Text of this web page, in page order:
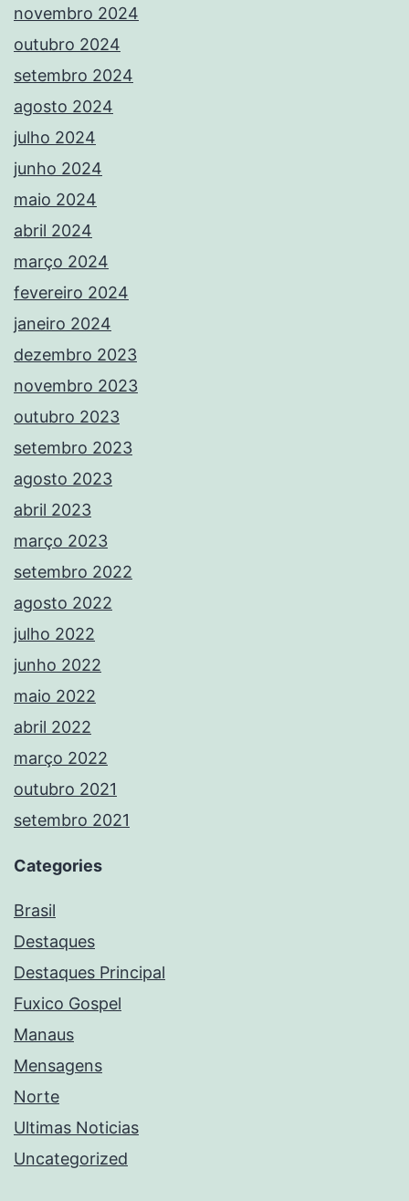
novembro 2024
outubro 2024
setembro 2024
agosto 2024
julho 2024
junho 2024
maio 2024
abril 2024
março 2024
fevereiro 2024
janeiro 2024
dezembro 2023
novembro 2023
outubro 2023
setembro 2023
agosto 2023
abril 2023
março 2023
setembro 2022
agosto 2022
julho 2022
junho 2022
maio 2022
abril 2022
março 2022
outubro 2021
setembro 2021
Categories
Brasil
Destaques
Destaques Principal
Fuxico Gospel
Manaus
Mensagens
Norte
Ultimas Noticias
Uncategorized